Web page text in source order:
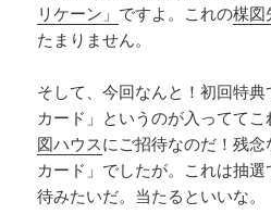
リケーン」 ですよ。これの楳図
たまりません。
そして、今回なんと！初回特
カード」というのが入ってて
図ハウスにご招待なのだ！残
カード」でしたが。これは抽
待みたいだ。当たるといいな。